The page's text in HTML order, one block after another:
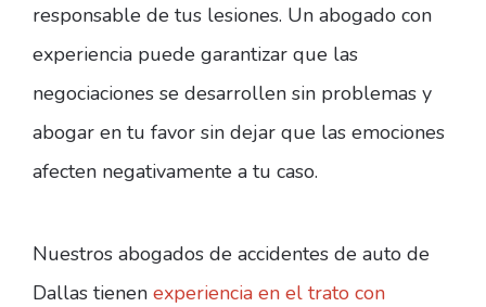
responsable de tus lesiones. Un abogado con
experiencia puede garantizar que las
negociaciones se desarrollen sin problemas y
abogar en tu favor sin dejar que las emociones
afecten negativamente a tu caso.
Nuestros abogados de accidentes de auto de
Dallas tienen experiencia en el trato con